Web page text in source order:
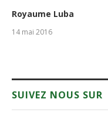
Royaume Luba
14 mai 2016
SUIVEZ NOUS SUR